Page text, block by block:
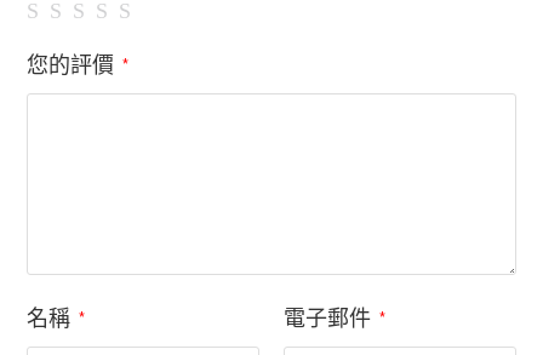
您的評價 *
名稱 * 電子郵件 *